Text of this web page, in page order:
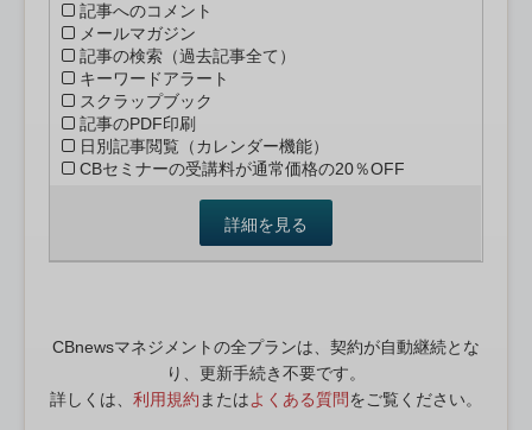
記事へのコメント
メールマガジン
記事の検索（過去記事全て）
キーワードアラート
スクラップブック
記事のPDF印刷
日別記事閲覧（カレンダー機能）
CBセミナーの受講料が通常価格の20％OFF
詳細を見る
CBnewsマネジメントの全プランは、契約が自動継続とな
り、更新手続き不要です。
詳しくは、 利用規約 またはよくある質問をご覧ください。